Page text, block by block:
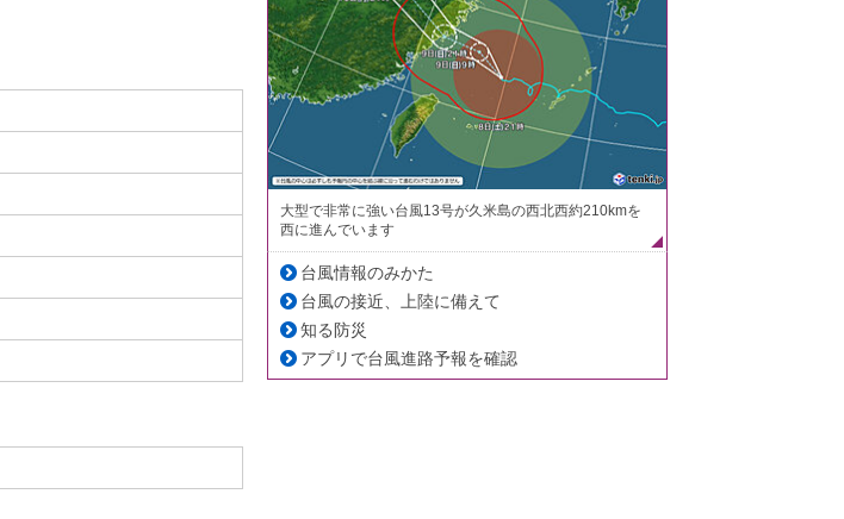
大型で非常に強い台風13号が久米島の西北西約210kmを
西に進んでいます
台風情報のみかた
台風の接近、上陸に備えて
知る防災
アプリで台風進路予報を確認